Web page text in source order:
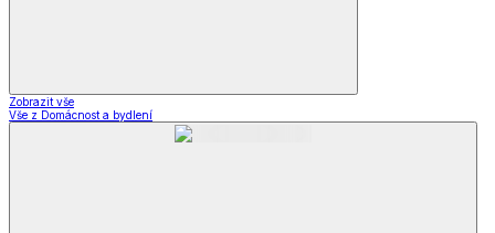
Zobrazit vše
Vše z Domácnost a bydlení